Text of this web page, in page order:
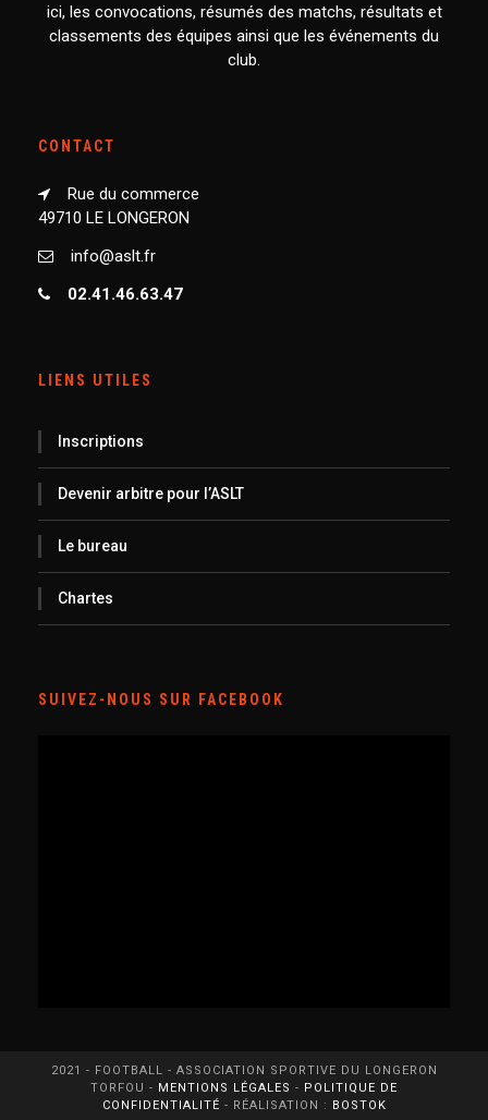
ici, les convocations, résumés des matchs, résultats et
classements des équipes ainsi que les événements du
club.
CONTACT
Rue du commerce
49710 LE LONGERON
info@aslt.fr
02.41.46.63.47
LIENS UTILES
Inscriptions
Devenir arbitre pour l’ASLT
Le bureau
Chartes
SUIVEZ-NOUS SUR FACEBOOK
2021 - FOOTBALL - ASSOCIATION SPORTIVE DU LONGERON
TORFOU - MENTIONS LÉGALES - POLITIQUE DE
CONFIDENTIALITÉ - RÉALISATION : BOSTOK